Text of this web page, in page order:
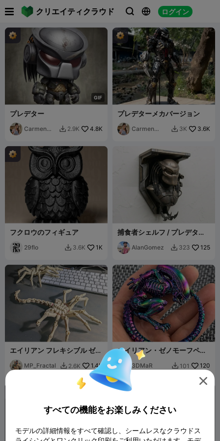
クリエイティクラウド   ログイン
 
GIF
プレデター
Carmen
 2.9K 4.8K
プレデターメカバージョン
Carmen
 3K 3.6K
フクロウのフィギュア
29flo  3.6K 1K
捕食者シェルフ / プレデター
シェルフ
AlanGomez  323 125
エイリアン フレキシブル ゼノ
モーフ
MP_Fractal  2.6K 1.4K
エイリアン・ゼノモーフペン
ダント
3DMaR  101 120

すべての機能をお楽しみください
モデルの詳細情報をすべて確認し、シームレスなクラウドス